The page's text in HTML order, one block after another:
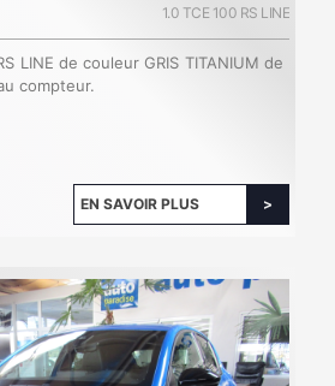
1.0 TCE 100 RS LINE
LINE de couleur GRIS TITANIUM de
compteur.
EN SAVOIR PLUS